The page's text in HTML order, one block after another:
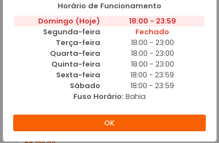
BOX COMBO BIG TEX + COCA-COLA
R$ 94,99
Combo delicioso: 2 Braseiro texas 2 coca cola lata, batata frita, bolinho e aneis
de cebolas essa combinação perfeita!
Adicionar
BOX SUPER FAMÍLIA + COCA-COLA
Horário de Funcionamento
Domingo (Hoje)
18:00 - 23:59
Segunda-feira
Fechado
Terça-feira
18:00 - 23:00
Quarta-feira
18:00 - 23:00
Quinta-feira
18:00 - 23:00
Sexta-feira
18:00 - 23:59
Sábado
18:00 - 23:59
Fuso Horário: Bahia
OK